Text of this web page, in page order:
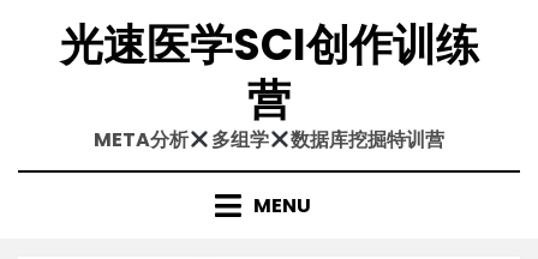
content光速医学SCI创作训练
营
META分析 多组学 数据库挖掘特训营
MENU